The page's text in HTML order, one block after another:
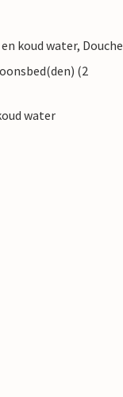
koud water, Douche
(2
water